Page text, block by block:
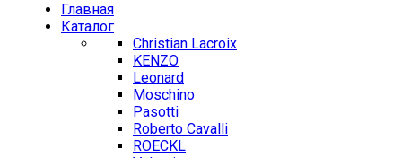
Главная
Каталог
Christian Lacroix
KENZO
Leonard
Moschino
Pasotti
Roberto Cavalli
ROECKL